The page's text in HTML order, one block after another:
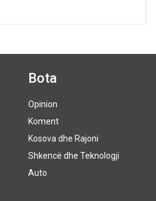
Bota
Opinion
Koment
Kosova dhe Rajoni
Shkencë dhe Teknologji
Auto